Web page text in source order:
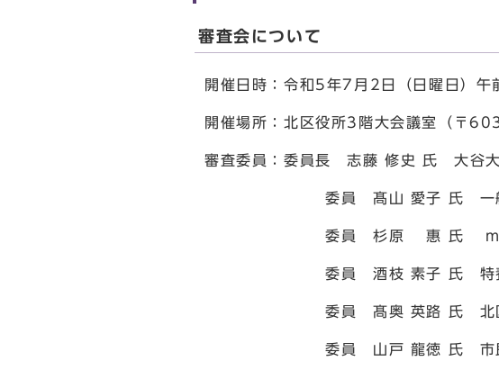
審査会について
開催日時：令和5年7月2日（日曜日）
開催場所：北区役所3階大会議室（〒
審査委員：委員長 志藤 修史 氏 大谷大
委員 髙山 愛子 氏 一般社団法
委員 杉原 惠 氏
委員 酒枝 素子 氏 特養老人
委員 髙奥 英路 氏 北区地域
委員 山戸 龍徳 氏 市民